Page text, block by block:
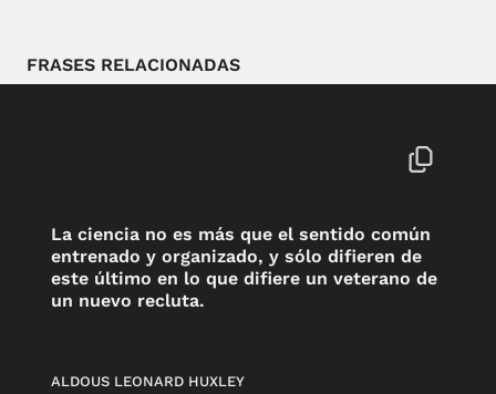
FRASES RELACIONADAS
La ciencia no es más que el sentido común
entrenado y organizado, y sólo difieren de
este último en lo que difiere un veterano de
un nuevo recluta.
ALDOUS LEONARD HUXLEY